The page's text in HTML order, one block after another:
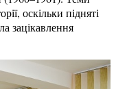
оскільки підняті
зацікавлення